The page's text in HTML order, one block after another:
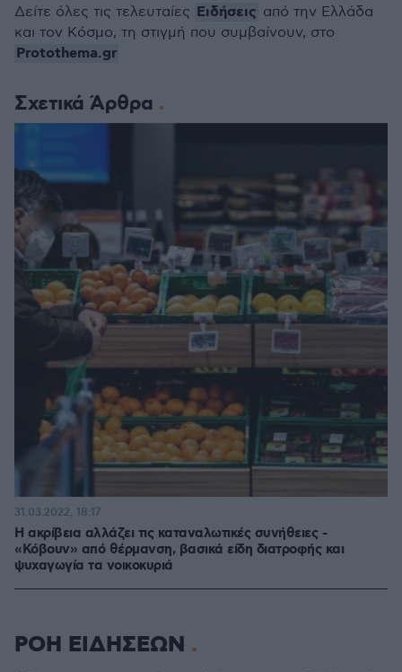
Σχετικά Άρθρα
Η ακρίβεια αλλάζει τις καταναλωτικές συνήθειες -
«Κόβουν» από θέρμανση, βασικά είδη διατροφής και
ψυχαγωγία τα νοικοκυριά
31.03.2022, 18:17
Δείτε όλες τις τελευταίες Ειδήσεις από την Ελλάδα
και τον Κόσμο, τη στιγμή που συμβαίνουν, στο
Protothema.gr
ΡΟΗ ΕΙΔΗΣΕΩΝ